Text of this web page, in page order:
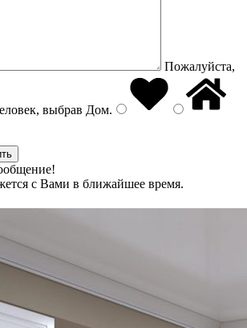
Пожалуйста,
выбрав Дом.
с Вами в ближайшее время.